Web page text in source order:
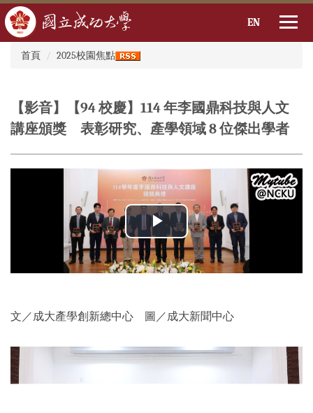
容
區
EN
:::
首頁
2025校園焦點
【影音】【94 校慶】114 年李國鼎科技與人文
講座頒獎 表彰研究、產學領域 8 位傑出學者
文／成大產學創新總中心 圖／成大新聞中心